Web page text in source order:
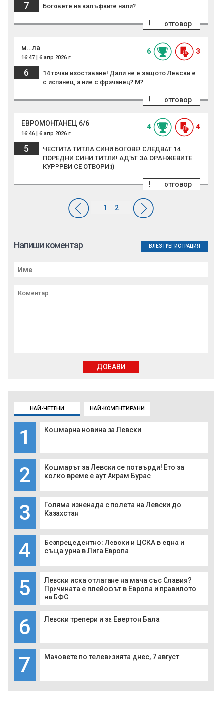
НАЙ-ЧЕТЕНИ НАЙ-КОМЕНТИРАНИ
1 Кошмарна новина за Левски
2
Кошмарът за Левски се потвърди! Ето за
колко време е аут Акрам Бурас
3
Голяма изненада с полета на Левски до
Казахстан
4
Безпрецедентно: Левски и ЦСКА в една и
съща урна в Лига Европа
5
Левски иска отлагане на мача със Славия?
Причината е плейофът в Европа и правилото
на БФС
6 Левски трепери и за Евертон Бала
7 Мачовете по телевизията днес, 7 август
7 Боговете на калъфките нали?
отговор
!
м…ла
16:47 | 6 апр 2026 г.
6 3
6
14 точки изоставане! Дали не е защото Левски е
с испанец, а ние с фрачанец? М?
отговор
!
ЕВРОМОНТАНЕЦ 6/6
16:46 | 6 апр 2026 г.
4 4
5
ЧЕСТИТА ТИТЛА СИНИ БОГОВЕ! СЛЕДВАТ 14
ПОРЕДНИ СИНИ ТИТЛИ! АДЪТ ЗА ОРАНЖЕВИТЕ
КУРРРВИ СЕ ОТВОРИ:))
отговор
!
Напиши коментар ВЛЕЗ РЕГИСТРАЦИЯ
ДОБАВИ